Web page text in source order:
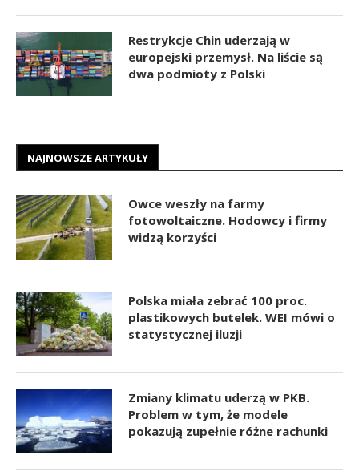
Restrykcje Chin uderzają w
europejski przemysł. Na liście są
dwa podmioty z Polski
NAJNOWSZE ARTYKUŁY
Owce weszły na farmy
fotowoltaiczne. Hodowcy i firmy
widzą korzyści
Polska miała zebrać 100 proc.
plastikowych butelek. WEI mówi o
statystycznej iluzji
Zmiany klimatu uderzą w PKB.
Problem w tym, że modele
pokazują zupełnie różne rachunki